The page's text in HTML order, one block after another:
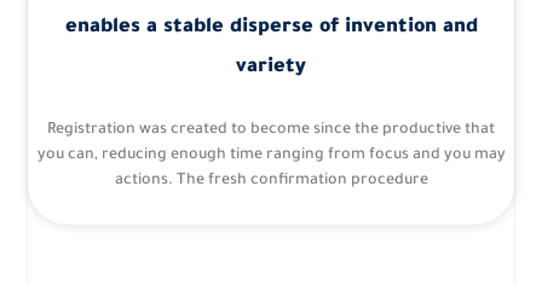
enables a stable disperse of invention and
variety
Registration was created to become since the productive that
you can, reducing enough time ranging from focus and you may
actions. The fresh confirmation procedure